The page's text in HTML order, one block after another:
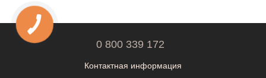
0 800 339 172
Контактная информация